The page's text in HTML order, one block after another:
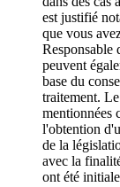
est justifié
que vous
Responsable
peuvent
base du
traitement.
mentionnées
l'obtention
de la
avec la
ont été